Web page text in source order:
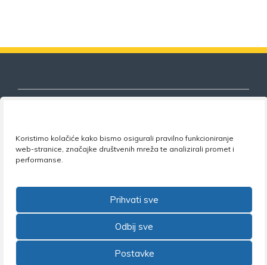
Koristimo kolačiće kako bismo osigurali pravilno funkcioniranje
web-stranice, značajke društvenih mreža te analizirali promet i
performanse.
Prihvati sve
Odbij sve
Postavke
Nezavisni sindikat znanosti i visokog
obrazovanja
Adresa: Florijana Andrašeca 18A / VI kat • 10 000
+385 1 4847 337